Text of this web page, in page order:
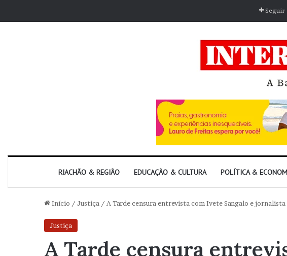
Seguir
RIACHÃO & REGIÃO EDUCAÇÃO & CULTURA POLÍTICA &
Início / Justiça / A Tarde censura entrevista com Ivete Sangalo e jornalista
Justiça
A Tarde censura